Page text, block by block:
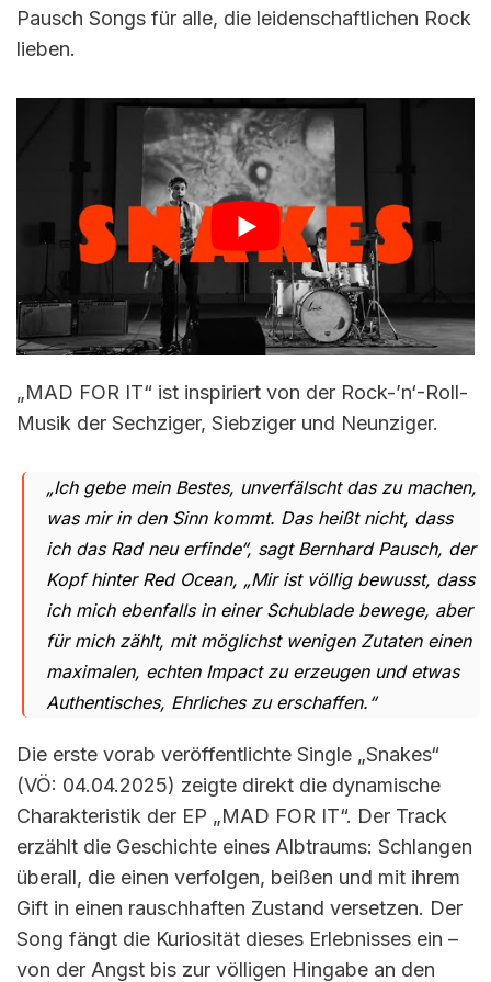
Pausch Songs für alle, die leidenschaftlichen Rock
lieben.
„MAD FOR IT“ ist inspiriert von der Rock-’n‘-Roll-
Musik der Sechziger, Siebziger und Neunziger.
„Ich gebe mein Bestes, unverfälscht das zu machen,
was mir in den Sinn kommt. Das heißt nicht, dass
ich das Rad neu erfinde“, sagt Bernhard Pausch, der
Kopf hinter Red Ocean, „Mir ist völlig bewusst, dass
ich mich ebenfalls in einer Schublade bewege, aber
für mich zählt, mit möglichst wenigen Zutaten einen
maximalen, echten Impact zu erzeugen und etwas
Authentisches, Ehrliches zu erschaffen.“
Die erste vorab veröffentlichte Single „Snakes“
(VÖ: 04.04.2025) zeigte direkt die dynamische
Charakteristik der EP „MAD FOR IT“. Der Track
erzählt die Geschichte eines Albtraums: Schlangen
überall, die einen verfolgen, beißen und mit ihrem
Gift in einen rauschhaften Zustand versetzen. Der
Song fängt die Kuriosität dieses Erlebnisses ein –
von der Angst bis zur völligen Hingabe an den